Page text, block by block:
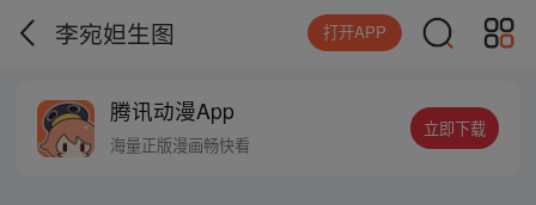
李宛妲生图 打开APP
腾讯动漫App
海量正版漫画畅快看
立即下载